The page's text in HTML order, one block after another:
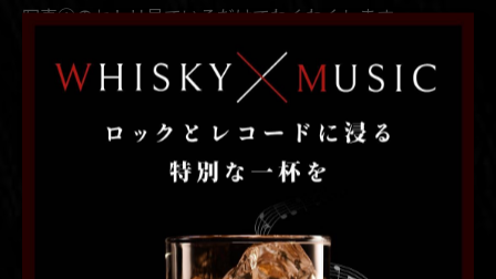
写真④のセトリ見ているだけでわくわくしますｗ
来日公演も期待してしまいますね。
Rock Bar GOSH
札幌市中央区南5条西2丁目1−5 中銀すすきのソシアルビ
TEL 011-513-7118